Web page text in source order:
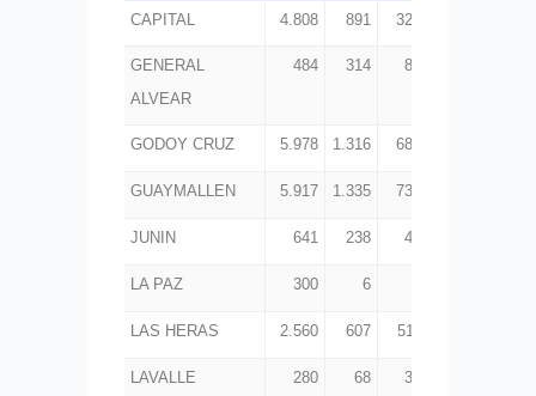
CAPITAL 4.808 891 326
GENERAL
ALVEAR
484 314 81
GODOY CRUZ 5.978 1.316 683
GUAYMALLEN 5.917 1.335 735
JUNIN 641 238 47
LA PAZ 300 6
LAS HERAS 2.560 607 511
LAVALLE 280 68 36